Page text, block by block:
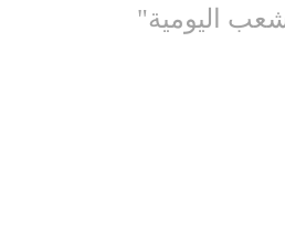
اليومية"